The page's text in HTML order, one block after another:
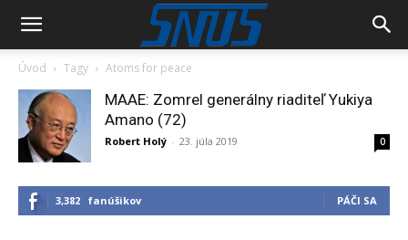
Úvod Tagy Atoms for peace
MAAE: Zomrel generálny riaditeľ Yukiya
Amano (72)
Robert Holý - 23. júla 2019 0
3,382 fanúšikov PÁČI SA